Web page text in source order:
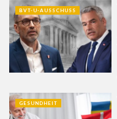
BVT-U-AUSSCHUSS
GESUNDHEIT